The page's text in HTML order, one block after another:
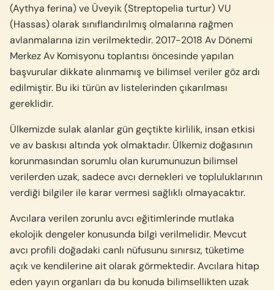
(Aythya ferina) ve Üveyik (Streptopelia turtur) VU
(Hassas) olarak sınıflandırılmış olmalarına rağmen
avlanmalarına izin verilmektedir. 2017-2018 Av Dönemi
Merkez Av Komisyonu toplantısı öncesinde yapılan
başvurular dikkate alınmamış ve bilimsel veriler göz ardı
edilmiştir. Bu iki türün av listelerinden çıkarılması
gereklidir.
Ülkemizde sulak alanlar gün geçtikte kirlilik, insan etkisi
ve av baskısı altında yok olmaktadır. Ülkemiz doğasının
korunmasından sorumlu olan kurumunuzun bilimsel
verilerden uzak, sadece avcı dernekleri ve topluluklarının
verdiği bilgiler ile karar vermesi sağlıklı olmayacaktır.
Avcılara verilen zorunlu avcı eğitimlerinde mutlaka
ekolojik dengeler konusunda bilgi verilmelidir. Mevcut
avcı profili doğadaki canlı nüfusunu sınırsız, tüketime
açık ve kendilerine ait olarak görmektedir. Avcılara hitap
eden yayın organları da bu konuda bilimsellikten uzak